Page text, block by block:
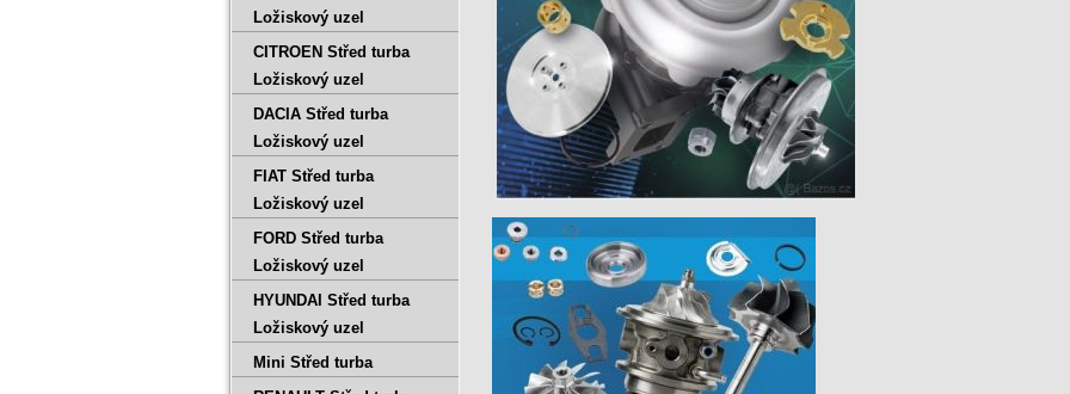
Ložiskový uzel
CITROEN Střed turba
Ložiskový uzel
DACIA Střed turba
Ložiskový uzel
FIAT Střed turba
Ložiskový uzel
FORD Střed turba
Ložiskový uzel
HYUNDAI Střed turba
Ložiskový uzel
Mini Střed turba